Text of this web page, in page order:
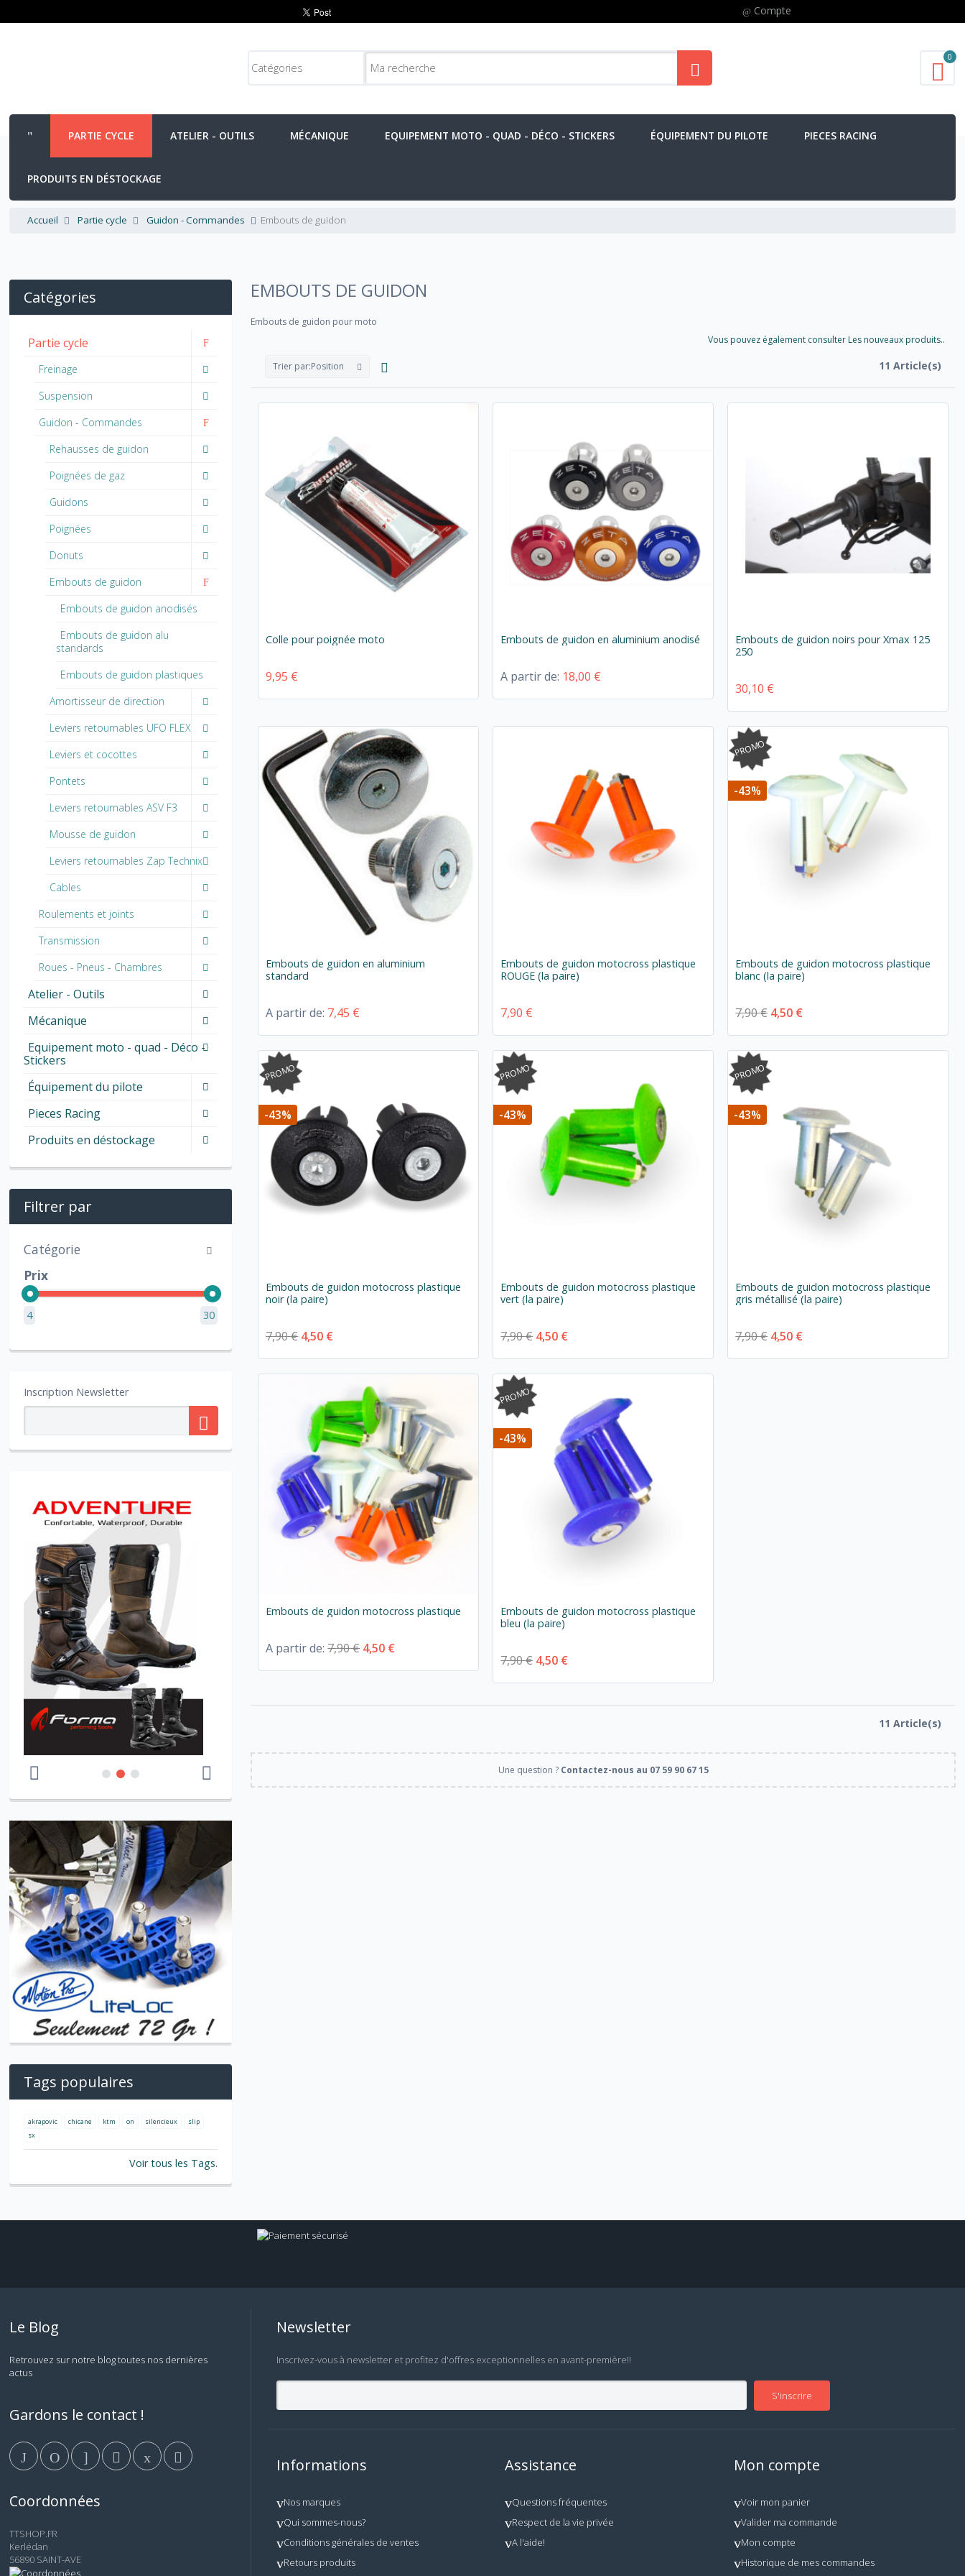
Compte
0
PARTIE CYCLE ATELIER - OUTILS MÉCANIQUE EQUIPEMENT MOTO - QUAD - DÉCO - STICKERS ÉQUIPEMENT DU PILOTE PIECES RACING
PRODUITS EN DÉSTOCKAGE
Accueil Partie cycle Guidon - Commandes Embouts de guidon
EMBOUTS DE GUIDON
Embouts de guidon pour moto
Vous pouvez également consulter Les nouveaux produits..
Trier par:Position 11 Article(s)
Colle pour poignée moto
9,95 €
Embouts de guidon en aluminium anodisé
A partir de: 18,00 €
Embouts de guidon noirs pour Xmax 125
250
30,10 €
Embouts de guidon en aluminium
standard
A partir de: 7,45 €
Embouts de guidon motocross plastique
ROUGE (la paire)
7,90 €
PROMO
-43%
Embouts de guidon motocross plastique
blanc (la paire)
7,90 € 4,50 €
PROMO
-43%
Embouts de guidon motocross plastique
noir (la paire)
7,90 € 4,50 €
PROMO
-43%
Embouts de guidon motocross plastique
vert (la paire)
7,90 € 4,50 €
PROMO
-43%
Embouts de guidon motocross plastique
gris métallisé (la paire)
7,90 € 4,50 €
Embouts de guidon motocross plastique
A partir de:7,90 € 4,50 €
PROMO
-43%
Embouts de guidon motocross plastique
bleu (la paire)
7,90 € 4,50 €
11 Article(s)
Une question ? Contactez-nous au 07 59 90 67 15
Catégories
Partie cycle
Freinage
Suspension
Guidon - Commandes
Rehausses de guidon
Poignées de gaz
Guidons
Poignées
Donuts
Embouts de guidon
Embouts de guidon anodisés
Embouts de guidon alu
standards
Embouts de guidon plastiques
Amortisseur de direction
Leviers retournables UFO FLEX
Leviers et cocottes
Pontets
Leviers retournables ASV F3
Mousse de guidon
Leviers retournables Zap Technix
Cables
Roulements et joints
Transmission
Roues - Pneus - Chambres
Atelier - Outils
Mécanique
Equipement moto - quad - Déco -
Stickers
Équipement du pilote
Pieces Racing
Produits en déstockage
Filtrer par
Catégorie
Prix
4 30
Inscription Newsletter
Tags populaires
akrapovic chicane ktm on silencieux
slip
sx
Voir tous les Tags.
Le Blog
Retrouvez sur notre blog toutes nos dernières
actus
Gardons le contact !
Coordonnées
TTSHOP.FR
Kerlédan
56890 SAINT-AVE
Newsletter
Inscrivez-vous à newsletter et profitez d'offres exceptionnelles en avant-première!!
S'inscrire
Informations
Nos marques
Qui sommes-nous?
Conditions générales de ventes
Retours produits
Assistance
Questions fréquentes
Respect de la vie privée
A l'aide!
Mon compte
Voir mon panier
Valider ma commande
Mon compte
Historique de mes commandes